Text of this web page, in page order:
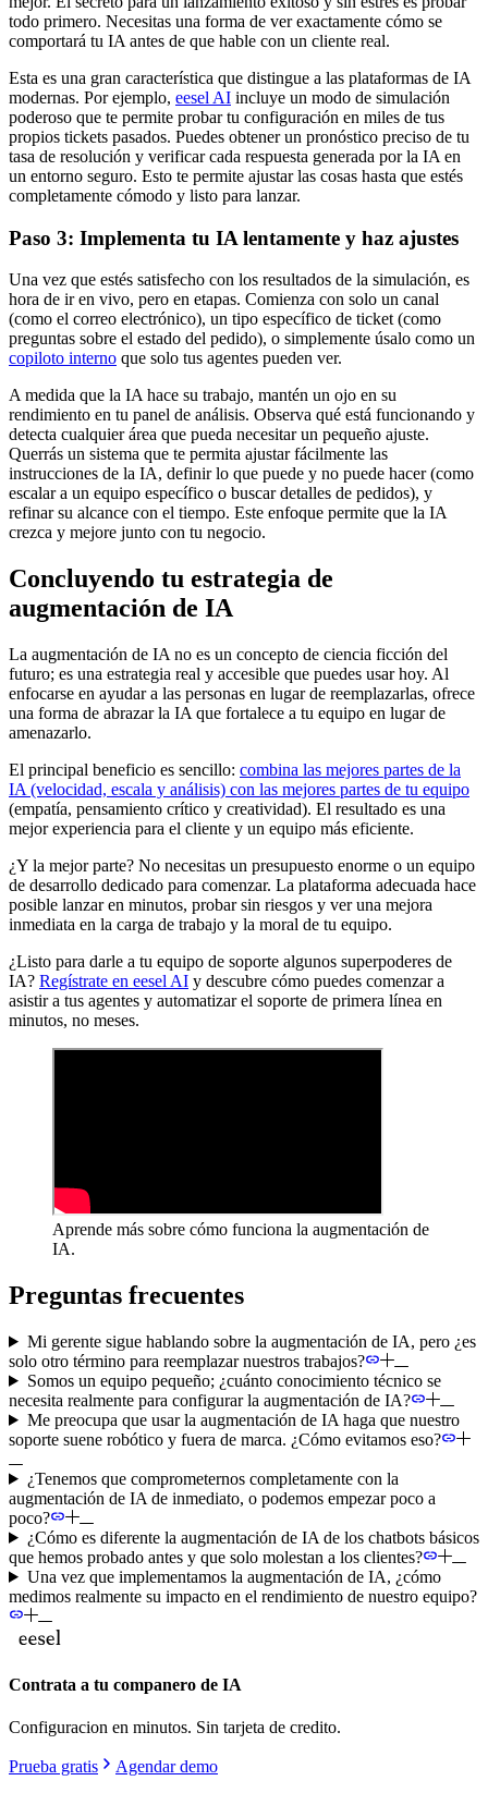
todo primero. Necesitas una forma de ver exactamente cómo se
comportará tu IA antes de que hable con un cliente real.
Esta es una gran característica que distingue a las plataformas de IA
modernas. Por ejemplo, eesel AI incluye un modo de simulación
poderoso que te permite probar tu configuración en miles de tus
propios tickets pasados. Puedes obtener un pronóstico preciso de tu
tasa de resolución y verificar cada respuesta generada por la IA en
un entorno seguro. Esto te permite ajustar las cosas hasta que estés
completamente cómodo y listo para lanzar.
Paso 3: Implementa tu IA lentamente y haz ajustes
Una vez que estés satisfecho con los resultados de la simulación, es
hora de ir en vivo, pero en etapas. Comienza con solo un canal
(como el correo electrónico), un tipo específico de ticket (como
preguntas sobre el estado del pedido), o simplemente úsalo como un
copiloto interno que solo tus agentes pueden ver.
A medida que la IA hace su trabajo, mantén un ojo en su
rendimiento en tu panel de análisis. Observa qué está funcionando y
detecta cualquier área que pueda necesitar un pequeño ajuste.
Querrás un sistema que te permita ajustar fácilmente las
instrucciones de la IA, definir lo que puede y no puede hacer (como
escalar a un equipo específico o buscar detalles de pedidos), y
refinar su alcance con el tiempo. Este enfoque permite que la IA
crezca y mejore junto con tu negocio.
Concluyendo tu estrategia de
augmentación de IA
La augmentación de IA no es un concepto de ciencia ficción del
futuro; es una estrategia real y accesible que puedes usar hoy. Al
enfocarse en ayudar a las personas en lugar de reemplazarlas, ofrece
una forma de abrazar la IA que fortalece a tu equipo en lugar de
amenazarlo.
El principal beneficio es sencillo: combina las mejores partes de la
IA (velocidad, escala y análisis) con las mejores partes de tu equipo
(empatía, pensamiento crítico y creatividad). El resultado es una
mejor experiencia para el cliente y un equipo más eficiente.
¿Y la mejor parte? No necesitas un presupuesto enorme o un equipo
de desarrollo dedicado para comenzar. La plataforma adecuada hace
posible lanzar en minutos, probar sin riesgos y ver una mejora
inmediata en la carga de trabajo y la moral de tu equipo.
¿Listo para darle a tu equipo de soporte algunos superpoderes de
IA? Regístrate en eesel AI y descubre cómo puedes comenzar a
asistir a tus agentes y automatizar el soporte de primera línea en
minutos, no meses.
Aprende más sobre cómo funciona la augmentación de
IA.
Preguntas frecuentes
Mi gerente sigue hablando sobre la augmentación de IA, pero ¿es
solo otro término para reemplazar nuestros trabajos?
Somos un equipo pequeño; ¿cuánto conocimiento técnico se
necesita realmente para configurar la augmentación de IA?
Me preocupa que usar la augmentación de IA haga que nuestro
soporte suene robótico y fuera de marca. ¿Cómo evitamos eso?
¿Tenemos que comprometernos completamente con la
augmentación de IA de inmediato, o podemos empezar poco a
poco?
¿Cómo es diferente la augmentación de IA de los chatbots básicos
que hemos probado antes y que solo molestan a los clientes?
Una vez que implementamos la augmentación de IA, ¿cómo
medimos realmente su impacto en el rendimiento de nuestro equipo?
Contrata a tu companero de IA
Configuracion en minutos. Sin tarjeta de credito.
Prueba gratis
Agendar demo